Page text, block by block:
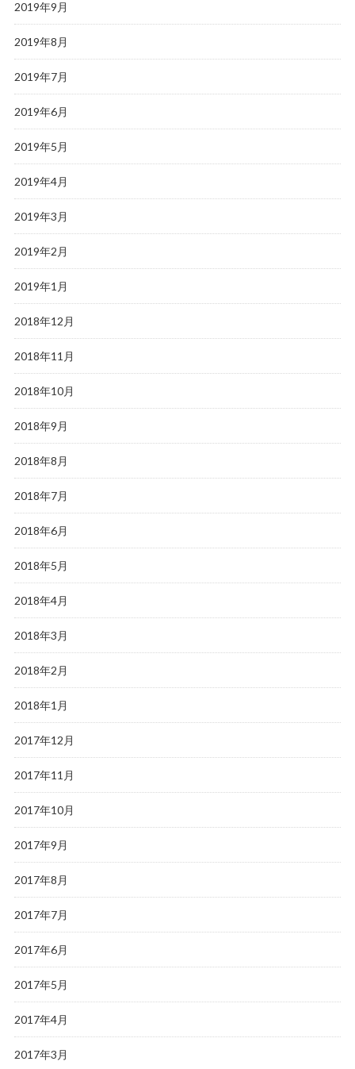
2019年9月
2019年8月
2019年7月
2019年6月
2019年5月
2019年4月
2019年3月
2019年2月
2019年1月
2018年12月
2018年11月
2018年10月
2018年9月
2018年8月
2018年7月
2018年6月
2018年5月
2018年4月
2018年3月
2018年2月
2018年1月
2017年12月
2017年11月
2017年10月
2017年9月
2017年8月
2017年7月
2017年6月
2017年5月
2017年4月
2017年3月